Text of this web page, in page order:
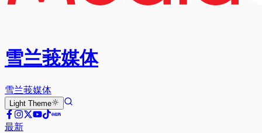
雪兰莪媒体
雪兰莪媒体
Light Theme
最新